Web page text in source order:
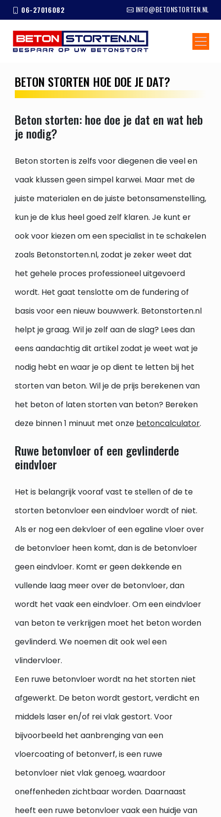
Skip
to
content
06-27016082 INFO@BETONSTORTEN.NL
BETON STORTEN HOE DOE JE DAT?
Beton storten: hoe doe je dat en wat heb
je nodig?
Beton storten is zelfs voor diegenen die veel en
vaak klussen geen simpel karwei. Maar met de
juiste materialen en de juiste betonsamenstelling,
kun je de klus heel goed zelf klaren. Je kunt er
ook voor kiezen om een specialist in te schakelen
zoals Betonstorten.nl, zodat je zeker weet dat
het gehele proces professioneel uitgevoerd
wordt. Het gaat tenslotte om de fundering of
basis voor een nieuw bouwwerk. Betonstorten.nl
helpt je graag. Wil je zelf aan de slag? Lees dan
eens aandachtig dit artikel zodat je weet wat je
nodig hebt en waar je op dient te letten bij het
storten van beton. Wil je de prijs berekenen van
het beton of laten storten van beton? Bereken
deze binnen 1 minuut met onze betoncalculator.
Ruwe betonvloer of een gevlinderde
eindvloer
Het is belangrijk vooraf vast te stellen of de te
storten betonvloer een eindvloer wordt of niet.
Als er nog een dekvloer of een egaline vloer over
de betonvloer heen komt, dan is de betonvloer
geen eindvloer. Komt er geen dekkende en
vullende laag meer over de betonvloer, dan
wordt het vaak een eindvloer. Om een eindvloer
van beton te verkrijgen moet het beton worden
gevlinderd. We noemen dit ook wel een
vlindervloer.
Een ruwe betonvloer wordt na het storten niet
afgewerkt. De beton wordt gestort, verdicht en
middels laser en/of rei vlak gestort. Voor
bijvoorbeeld het aanbrenging van een
vloercoating of betonverf, is een ruwe
betonvloer niet vlak genoeg, waardoor
oneffenheden zichtbaar worden. Daarnaast
heeft een ruwe betonvloer vaak een huidje van